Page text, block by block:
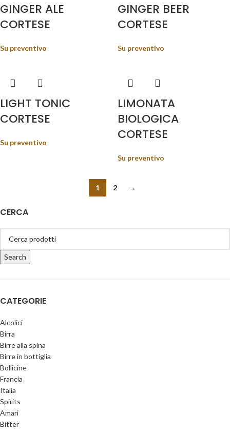
CERCA
Search
CATEGORIE
Alcolici
Birra
Birre alla spina
Birre in bottiglia
Bollicine
Francia
Italia
Spirits
Amari
Bitter
GINGER ALE
CORTESE
Su preventivo
GINGER BEER
CORTESE
Su preventivo
LIGHT TONIC
CORTESE
Su preventivo
LIMONATA
BIOLOGICA
CORTESE
Su preventivo
1 2 →